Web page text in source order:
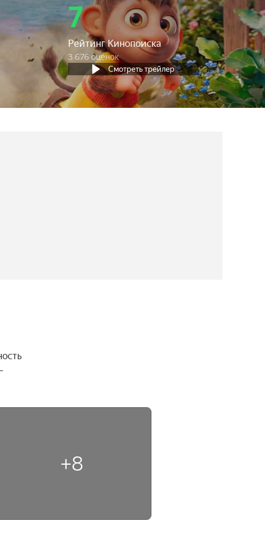
7
Рейтинг Кинопоиска
3 676 оценок
Смотреть трейлер
+8